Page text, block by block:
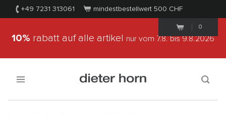
+49 7231 313061 mindestbestellwert 500 CHF
0
10% rabatt auf alle artikel nur vom 7.8.bis 9.8.2026